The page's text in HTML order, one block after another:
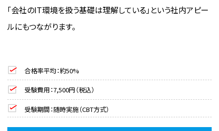
「会社のIT環境を扱う基礎は理解している」という社内アピー
ルにもつながります。
合格率平均：約50%
受験費用：7,500円（税込）
受験期間：随時実施（CBT方式）